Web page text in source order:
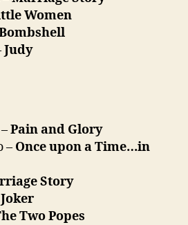
Women
Judy
Pain and Glory
– Once upon a Time…in
Story
Joker
Two Popes